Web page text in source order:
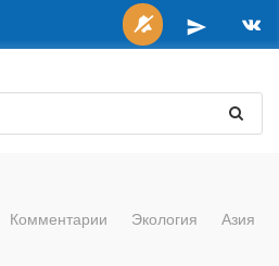
Комментарии Экология Азия